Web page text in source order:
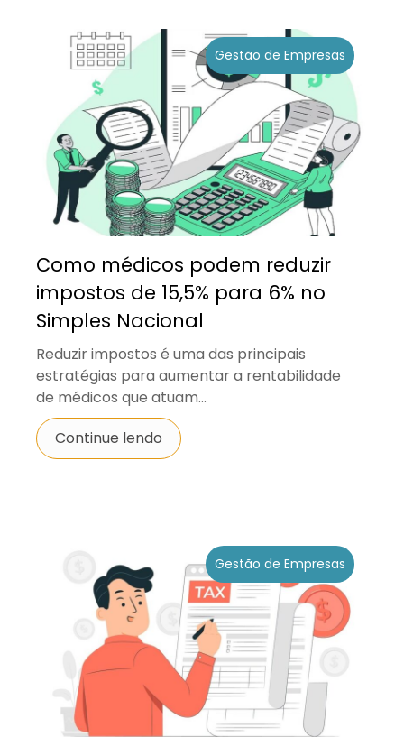
Gestão de Empresas
Como médicos podem reduzir
impostos de 15,5% para 6% no
Simples Nacional
Reduzir impostos é uma das principais
estratégias para aumentar a rentabilidade
de médicos que atuam...
Continue lendo
Gestão de Empresas